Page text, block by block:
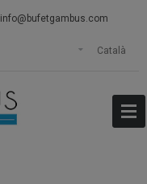
info@bufetgambus.com
Català